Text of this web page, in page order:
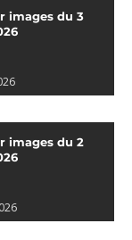
images du 3
images du 2